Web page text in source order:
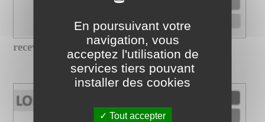
receveur de douche xxl sur mesure...
En poursuivant votre
navigation, vous
acceptez l'utilisation de
services tiers pouvant
installer des cookies
Tout accepter